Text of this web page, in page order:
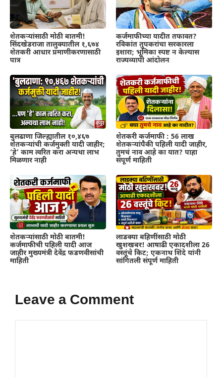
शेतकऱ्यांसाठी मोठी बातमी!
सिंदखेडराजा तालुक्यातील १,६७४
शेतकरी आधार प्रमाणीकरणासाठी
पात्र
कर्जमाफीच्या यादीत तफावत?
रविकांत तुपकरांचा सरकारला
इशारा; भूमिका स्पष्ट न केल्यास
राज्यव्यापी आंदोलन
बुलढाणा जिल्ह्यातील १०,४६७
शेतकऱ्यांची कर्जमुक्ती यादी जाहीर;
‘हे’ काम त्वरित करा अन्यथा लाभ
मिळणार नाही
शेतकरी कर्जमाफी : 56 लाख
शेतकऱ्यांपैकी पहिली यादी जाहीर,
तुमचं नाव आहे का यात? पाहा
संपूर्ण माहिती
शेतकऱ्यांसाठी मोठी बातमी!
कर्जमाफीची पहिली यादी आज
जाहीर मुख्यमंत्री देवेंद्र फडणवीसांची
माहिती
लाडक्या बहिणींसाठी मोठी
खुशखबर! आषाढी एकादशीला 26
वस्तूंचे किट; एकनाथ शिंदे यांनी
सांगितली संपूर्ण माहिती
Leave a Comment